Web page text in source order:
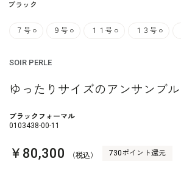
ブラック
７号 ○ ９号 ○ １１号 ○ １３号 ○
SOIR PERLE
ゆったりサイズのアンサンブル
ブラックフォーマル
0103438-00-11
￥80,300 （税込） 730ポイント還元